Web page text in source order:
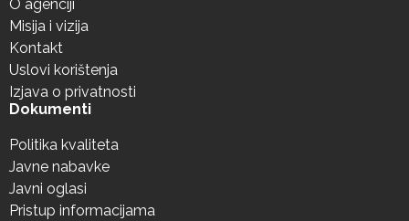
O agenciji
Misija i vizija
Kontakt
Uslovi korištenja
Izjava o privatnosti
Dokumenti
Politika kvaliteta
Javne nabavke
Javni oglasi
Pristup informacijama